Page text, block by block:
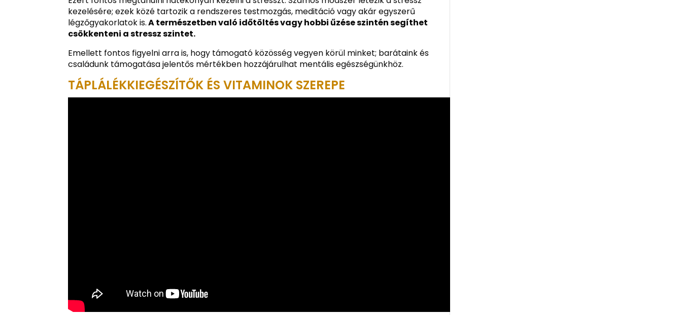
kezelésére; ezek közé tartozik a rendszeres testmozgás, meditáció vagy akár egyszerű
légzőgyakorlatok is.A természetben való időtöltés vagy hobbi űzése szintén segíthet
csökkenteni a stressz szintet.
Emellett fontos figyelni arra is, hogy támogató közösség vegyen körül minket; barátaink és
családunk támogatása jelentős mértékben hozzájárulhat mentális egészségünkhöz.
TÁPLÁLÉKKIEGÉSZÍTŐK ÉS VITAMINOK SZEREPE